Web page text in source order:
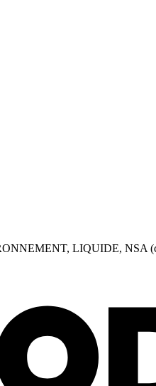
LIQUIDE, NSA